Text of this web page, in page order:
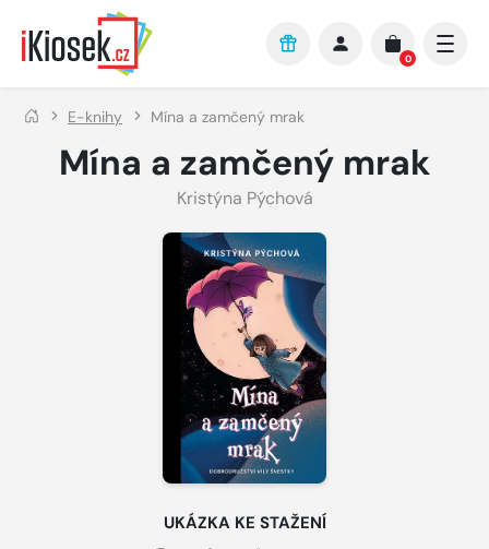
Přejít na hlavní obsah
0
E-knihy Mína a zamčený mrak
Mína a zamčený mrak
Kristýna Pýchová
UKÁZKA KE STAŽENÍ